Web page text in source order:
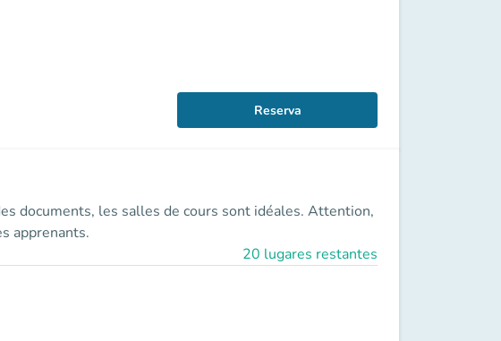
Reserva
documents, les salles de cours sont idéales. Attention,
apprenants.
20 lugares restantes